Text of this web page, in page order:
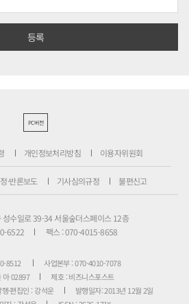
PC버전
개인정보처리방침 이용자위원회
·반론보도 기사심의규정 불편신고
성수일로 39-34 서울숲더스페이스 12층
6522
팩스 : 070-4015-8658
8512
사업본부 : 070-4010-7078
아 02897
제호 : 비즈니스포스트
행·편집인 : 강석운
발행일자: 2013년 12월 2일